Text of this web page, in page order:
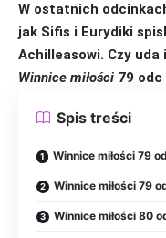
W ostatnich
jak Sifis i Eurydiki
Achilleasowi. Czy
Winnice miłości 79
Spis treści
Winnice miłości 79
Winnice miłości 79
Winnice miłości 80